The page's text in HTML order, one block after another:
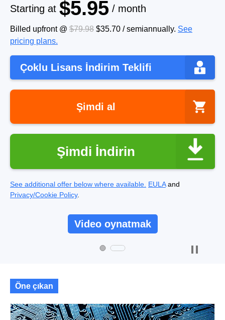
Starting at $5.95 / month
Billed upfront @ $79.98 $35.70 /semiannually. See
pricing plans.
Çoklu Lisans İndirim Teklifi
Şimdi al
Şimdi İndirin
See additional offer below where available. EULAand
Privacy/Cookie Policy.
Video oynatmak
Öne çıkan